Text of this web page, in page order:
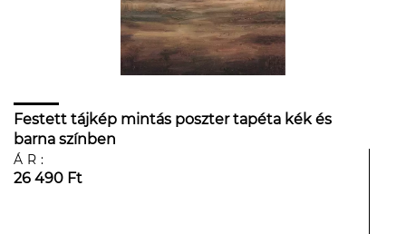
Festett tájkép mintás poszter tapéta kék és
barna színben
ÁR:
26 490 Ft